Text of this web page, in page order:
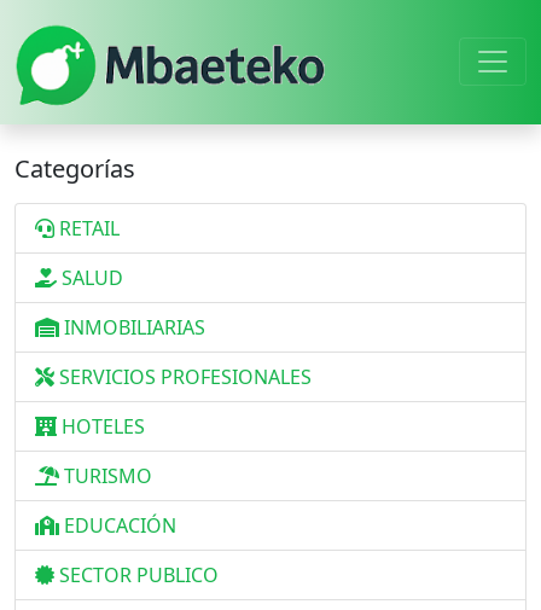
Categorías
RETAIL
SALUD
INMOBILIARIAS
SERVICIOS PROFESIONALES
HOTELES
TURISMO
EDUCACIÓN
SECTOR PUBLICO